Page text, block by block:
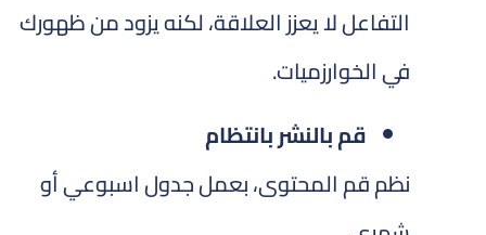
التفاعل لا يعزز العلاقة، لكنه يزود من ظهورك
في الخوارزميات.
قم بالنشر بانتظام
نظم قم المحتوى، بعمل جدول اسبوعي أو